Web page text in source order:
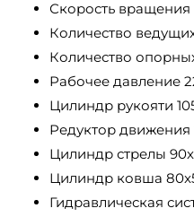
Скорость вращения
Количество
Количество
Рабочее давление
Цилиндр рукояти
Редуктор движения
Цилиндр стрелы
Цилиндр ковша
Гидравлическая